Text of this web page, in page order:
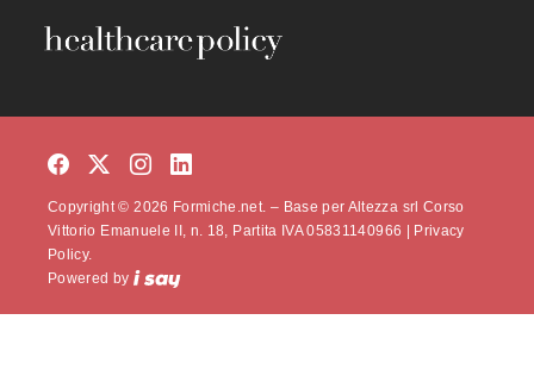
Copyright © 2026 Formiche.net. – Base per Altezza srl Corso
Vittorio Emanuele II, n. 18, Partita IVA 05831140966 |
Privacy
Policy.
Powered by